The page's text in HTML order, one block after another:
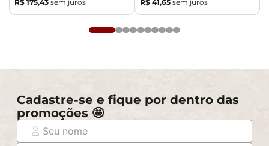
R$ 175,43 sem juros
R$ 41,65 sem juros
Cadastre-se e fique por dentro das
promoções 🤩